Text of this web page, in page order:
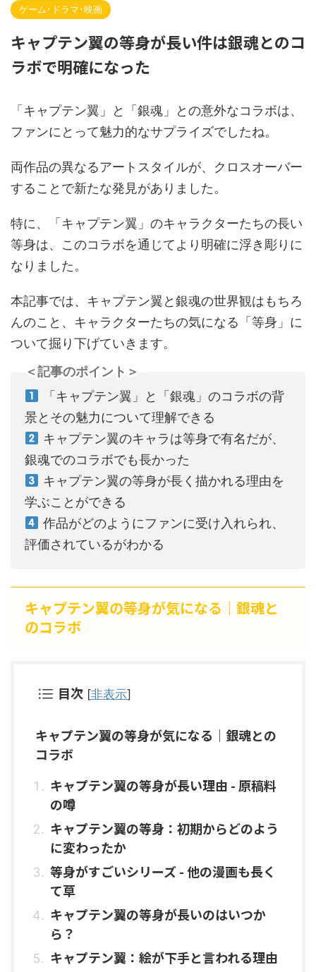
ゲーム･ドラマ･映画
キャプテン翼の等身が長い件は銀魂とのコ
ラボで明確になった
「キャプテン翼」と「銀魂」との意外なコラボは、
ファンにとって魅力的なサプライズでしたね。
両作品の異なるアートスタイルが、クロスオーバー
することで新たな発見がありました。
特に、「キャプテン翼」のキャラクターたちの長い
等身は、このコラボを通じてより明確に浮き彫りに
なりました。
本記事では、キャプテン翼と銀魂の世界観はもちろ
んのこと、キャラクターたちの気になる「等身」に
ついて掘り下げていきます。
＜記事のポイント＞
「キャプテン翼」と「銀魂」のコラボの背
景とその魅力について理解できる
キャプテン翼のキャラは等身で有名だが、
銀魂でのコラボでも長かった
キャプテン翼の等身が長く描かれる理由を
学ぶことができる
作品がどのようにファンに受け入れられ、
評価されているがわかる
キャプテン翼の等身が気になる｜銀魂と
のコラボ
目次 [非表示]
キャプテン翼の等身が気になる｜銀魂との
コラボ
キャプテン翼の等身が長い理由 - 原稿料
の噂
キャプテン翼の等身：初期からどのよう
に変わったか
等身がすごいシリーズ - 他の漫画も長く
て草
キャプテン翼の等身が長いのはいつか
ら？
キャプテン翼：絵が下手と言われる理由